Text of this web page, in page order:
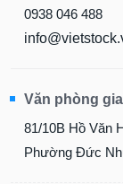
0938 046 488
Văn phòng
81/10B Hồ Văn
Phường Đức
chính